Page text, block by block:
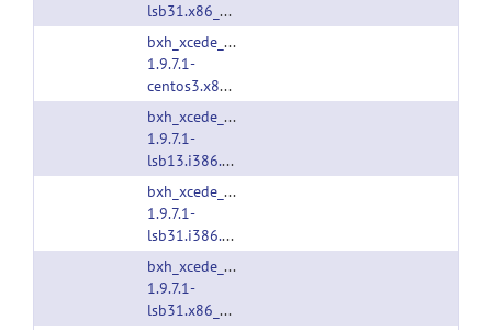
lsb31.x86_64.tgz
bxh_xcede_tools-
1.9.7.1-
centos3.x86_64.tgz
bxh_xcede_tools-
1.9.7.1-
lsb13.i386.tgz
bxh_xcede_tools-
1.9.7.1-
lsb31.i386.tgz
bxh_xcede_tools-
1.9.7.1-
lsb31.x86_64.tgz